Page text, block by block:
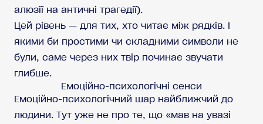
алюзії на античні трагедії).
Цей рівень — для тих, хто читає між рядків. І
якими би простими чи складними символи не
були, саме через них твір починає звучати
глибше.
Емоційно-психологічні сенси
Емоційно-психологічний шар найближчий до
людини. Тут уже не про те, що «мав на увазі